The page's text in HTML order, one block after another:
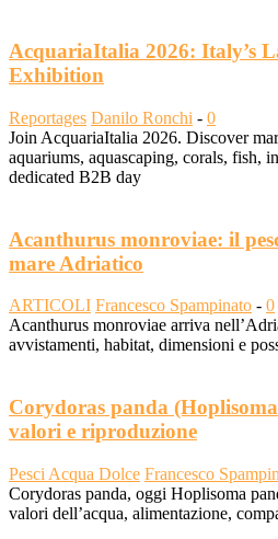
AcquariaItalia 2026: Italy’s
Exhibition
Reportages Danilo Ronchi - 0
Join AcquariaItalia 2026. Discover
aquariums, aquascaping, corals, fish,
dedicated B2B day
Acanthurus monroviae: il
mare Adriatico
ARTICOLI Francesco Spampinato - 0
Acanthurus monroviae arriva
avvistamenti, habitat, dimensioni e
Corydoras panda
valori e riproduzione
Pesci Acqua Dolce Francesco
Corydoras panda, oggi Hoplisoma
valori dell’acqua, alimentazione,